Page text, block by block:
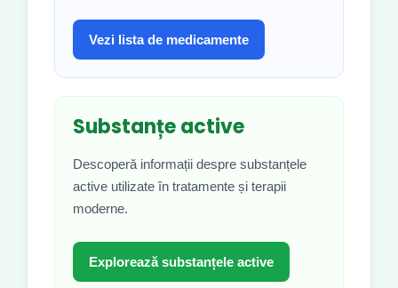
Vezi lista de medicamente
Substanțe active
Descoperă informații despre substanțele
active utilizate în tratamente și terapii
moderne.
Explorează substanțele active